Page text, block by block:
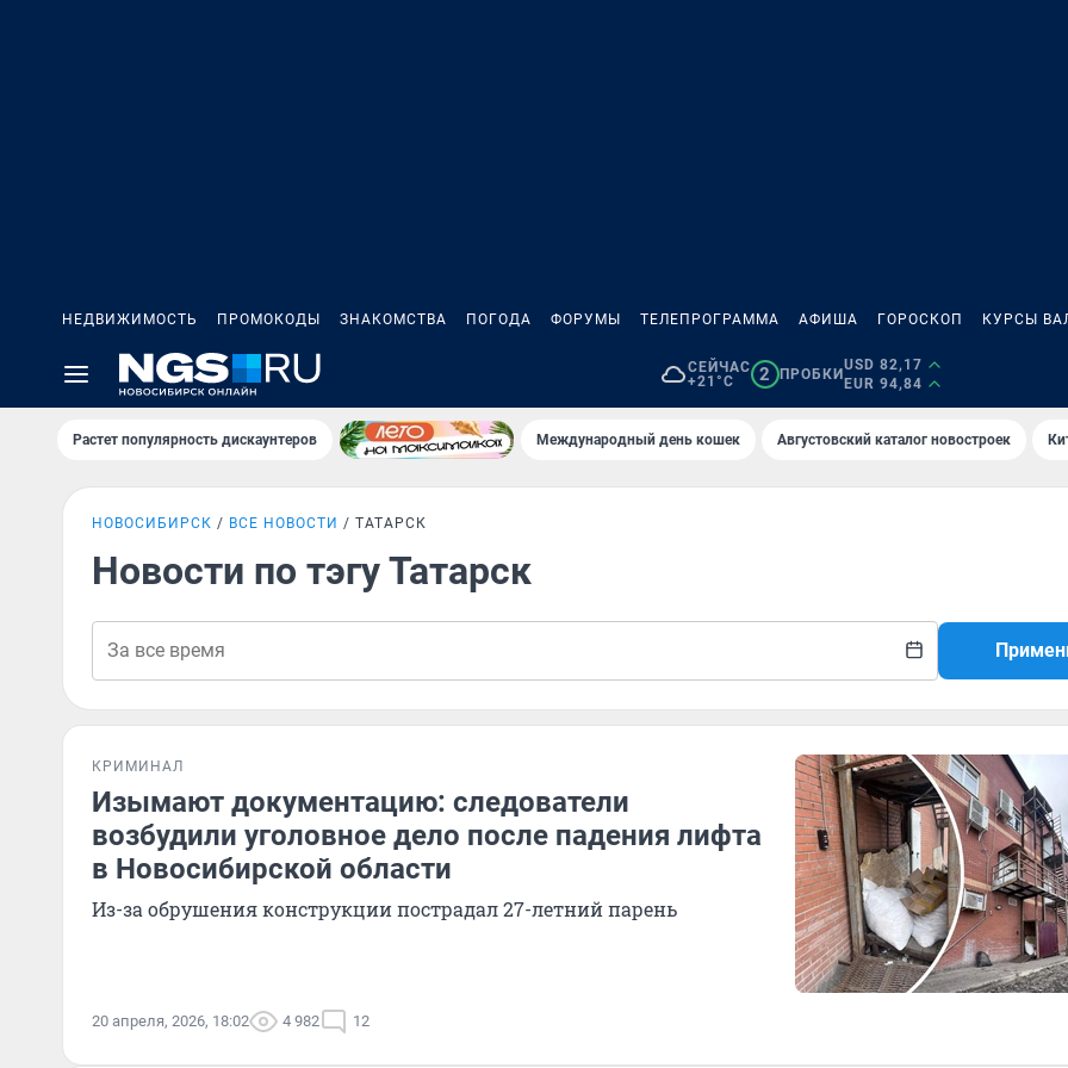
НЕДВИЖИМОСТЬ ПРОМОКОДЫ ЗНАКОМСТВА ПОГОДА ФОРУМЫ ТЕЛЕПРОГРАММА АФИША ГОРОСКОП КУРСЫ
СЕЙЧАС
+21°C
2 ПРОБКИ
USD 82,17
EUR 94,84
Растет популярность дискаунтеров Международный день кошек Августовский каталог новостроек
НОВОСИБИРСК ВСЕ НОВОСТИ ТАТАРСК
Новости по тэгу Татарск
КРИМИНАЛ
Изымают документацию: следователи
возбудили уголовное дело после падения лифта
в Новосибирской области
Из-за обрушения конструкции пострадал 27-летний парень
20 апреля, 2026, 18:02 4 982 12